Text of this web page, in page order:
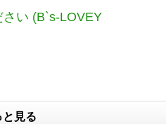
い (B`s-LOVEY
と見る